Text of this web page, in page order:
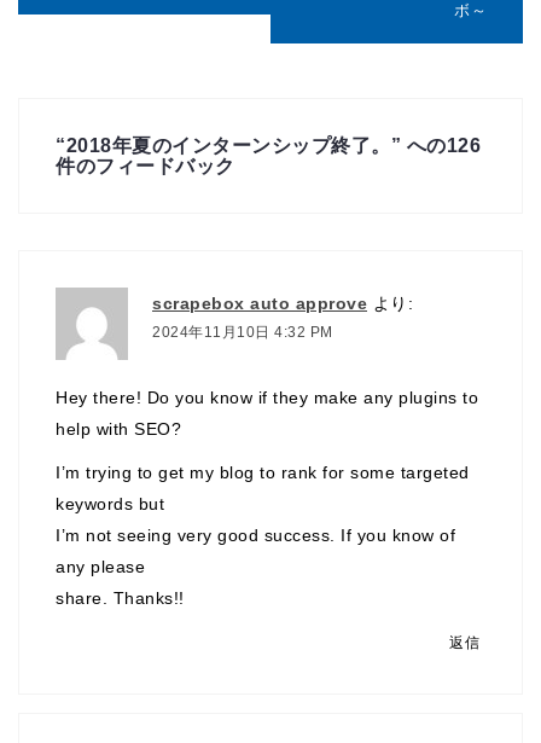
ー
ボ～
“2018年夏のインターンシップ終了。 ” への126
件のフィードバック
scrapebox auto approve より:
2024年11月10日 4:32 PM
Hey there! Do you know if they make any plugins to
help with SEO?
I’m trying to get my blog to rank for some targeted
keywords but
I’m not seeing very good success. If you know of
any please
share. Thanks!!
返信